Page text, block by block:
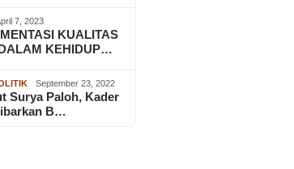
7, 2023
KUALITAS
KEHIDUP…
September 23, 2022
Surya Paloh, Kader
B…